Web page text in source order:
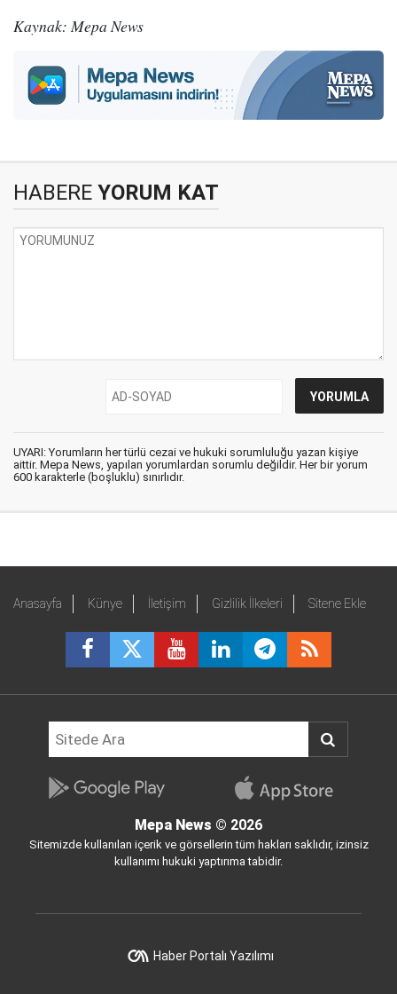
Kaynak: Mepa News
HABERE YORUM KAT
UYARI: Yorumların her türlü cezai ve hukuki sorumluluğu yazan kişiye
aittir. Mepa News, yapılan yorumlardan sorumlu değildir. Her bir yorum
600 karakterle (boşluklu) sınırlıdır.
Anasayfa Künye İletişim Gizlilik İlkeleri Sitene Ekle
Mepa News © 2026
Sitemizde kullanılan içerik ve görsellerin tüm hakları saklıdır, izinsiz
kullanımı hukuki yaptırıma tabidir.
Haber Portalı Yazılımı